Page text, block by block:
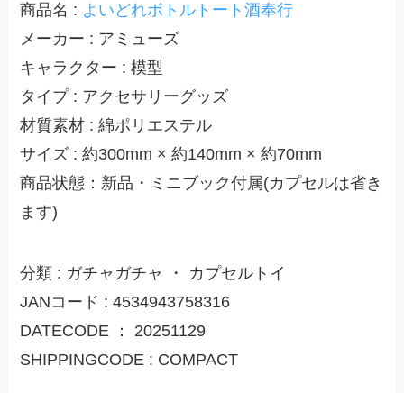
商品名 : よいどれボトルトート酒奉行
メーカー : アミューズ
キャラクター : 模型
タイプ : アクセサリーグッズ
材質素材 : 綿ポリエステル
サイズ : 約300mm × 約140mm × 約70mm
商品状態：新品・ミニブック付属(カプセルは省き
ます)
分類 : ガチャガチャ ・ カプセルトイ
JANコード : 4534943758316
DATECODE ： 20251129
SHIPPINGCODE : COMPACT